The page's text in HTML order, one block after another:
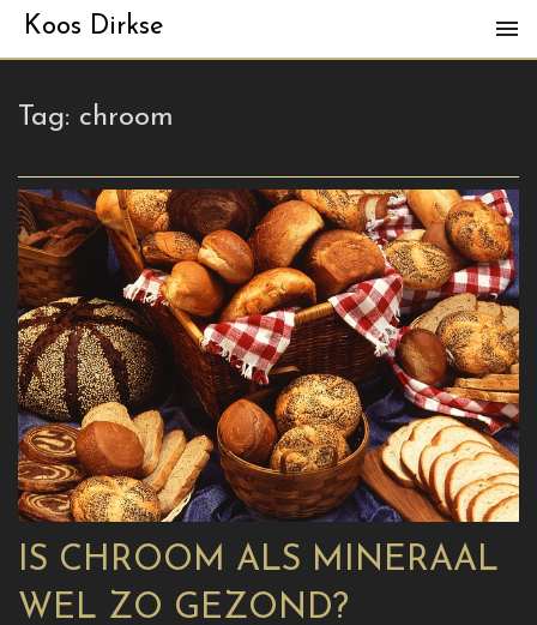
Koos Dirkse
Tag: chroom
IS CHROOM ALS MINERAAL
WEL ZO GEZOND?